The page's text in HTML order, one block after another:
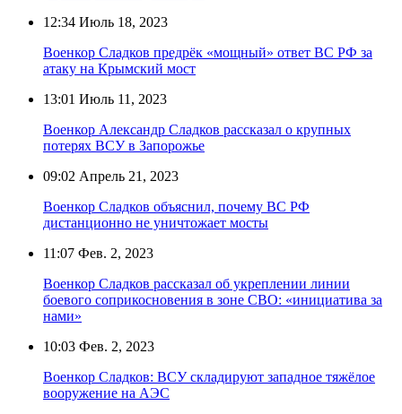
12:34 Июль 18, 2023
Военкор Сладков предрёк «мощный» ответ ВС РФ за
атаку на Крымский мост
13:01 Июль 11, 2023
Военкор Александр Сладков рассказал о крупных
потерях ВСУ в Запорожье
09:02 Апрель 21, 2023
Военкор Сладков объяснил, почему ВС РФ
дистанционно не уничтожает мосты
11:07 Фев. 2, 2023
Военкор Сладков рассказал об укреплении линии
боевого соприкосновения в зоне СВО: «инициатива за
нами»
10:03 Фев. 2, 2023
Военкор Сладков: ВСУ складируют западное тяжёлое
вооружение на АЭС